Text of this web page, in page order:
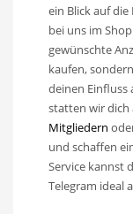
ein Blick auf
bei uns im
gewünschte
kaufen,
deinen Einfluss
statten wir dich
Mitgliedern
und schaffen
Service kannst
Telegram ideal